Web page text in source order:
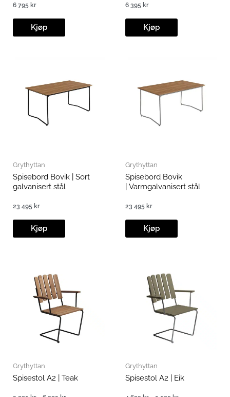
6 795 kr
Kjøp
6 395 kr
Kjøp
Grythyttan
Spisebord Bovik | Sort
galvanisert stål
23 495 kr
Kjøp
Grythyttan
Spisebord Bovik
| Varmgalvanisert stål
23 495 kr
Kjøp
Grythyttan
Spisestol A2 | Teak
Grythyttan
Spisestol A2 | Eik